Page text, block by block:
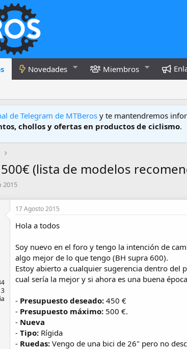
Novedades Miembros
de Telegram de MTBerosy te mantendremos
chollos y ofertas en productos de ciclismo.
(lista de modelos
2015
17 Agosto 2015
Hola a todos
Soy nuevo en el foro y tengo la intención de
algo mejor de lo que tengo (BH supra 600).
Estoy abierto a cualquier sugerencia dentro del
cual sería la mejor y si ahora es una buena
- Presupuesto deseado: 450 €
- Presupuesto máximo: 500 €.
- Nueva
- Tipo: Rígida
- Ruedas: Vengo de una bici de 26" pero no